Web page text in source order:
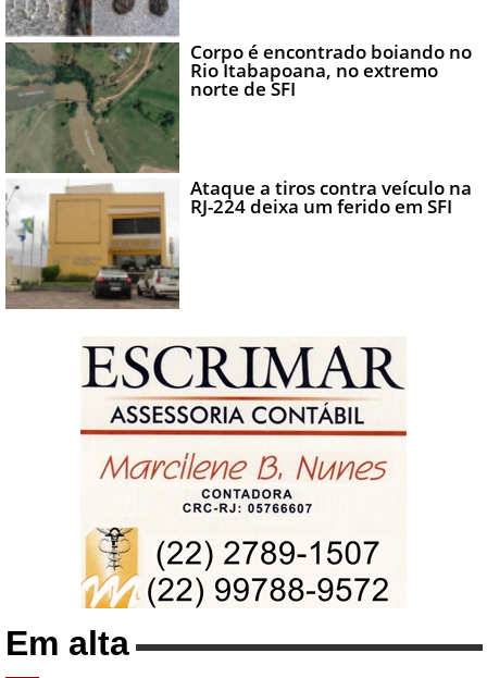
Corpo é encontrado boiando no
Rio Itabapoana, no extremo
norte de SFI
Ataque a tiros contra veículo na
RJ-224 deixa um ferido em SFI
Em alta